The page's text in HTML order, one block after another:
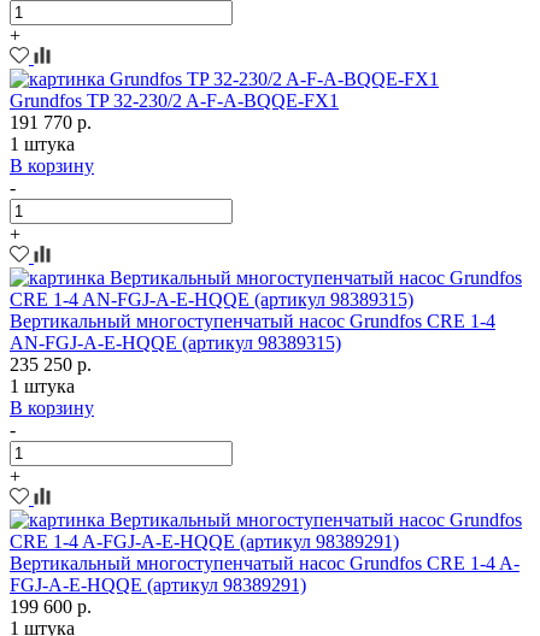
+
Grundfos TP 32-230/2 A-F-A-BQQE-FX1
191 770 р.
1 штука
В корзину
-
+
Вертикальный многоступенчатый насос Grundfos CRE 1-4
AN-FGJ-A-E-HQQE (артикул 98389315)
235 250 р.
1 штука
В корзину
-
+
Вертикальный многоступенчатый насос Grundfos CRE 1-4 A-
FGJ-A-E-HQQE (артикул 98389291)
199 600 р.
1 штука